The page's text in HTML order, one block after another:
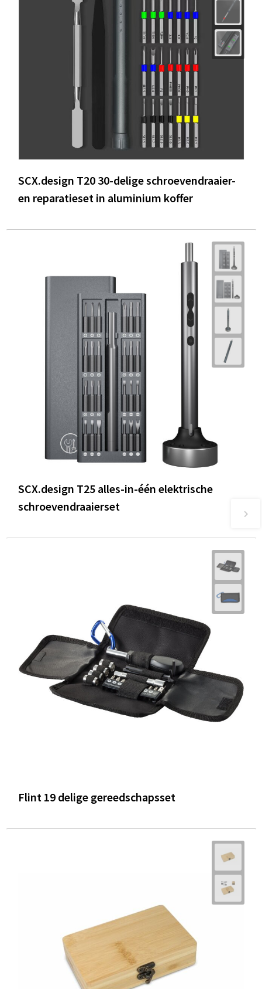
SCX.design T20 30-delige schroevendraaier-
en reparatieset in aluminium koffer
SCX.design T25 alles-in-één elektrische
schroevendraaierset
Flint 19 delige gereedschapsset